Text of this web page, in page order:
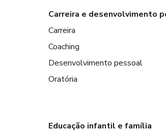
Carreira e desenvolvimento
Carreira
Coaching
Desenvolvimento pessoal
Oratória
Educação infantil e família